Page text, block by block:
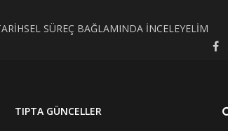
SÜREÇ BAĞLAMINDA İNCELEYELİM
TIPTA GÜNCELLER